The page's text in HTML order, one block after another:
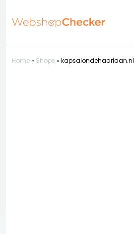
Home» Shops » kapsalondehaariaan.nl